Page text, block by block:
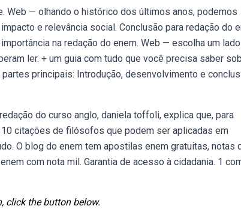
Web — olhando o histórico dos últimos anos, podemos
e relevância social. Conclusão para redação do
na redação do enem. Web — escolha um
ler. + um guia com tudo que você precisa saber
principais: Introdução, desenvolvimento e
do curso anglo, daniela toffoli, explica que, para
citações de filósofos que podem ser aplicadas em
O blog do enem tem apostilas enem gratuitas, notas
com nota mil. Garantia de acesso à cidadania. 1
click the button below.